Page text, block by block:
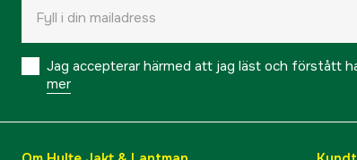
Jag accepterar härmed att jag läst och förstått
mer